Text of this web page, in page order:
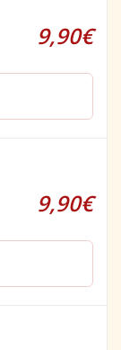
9,90€
9,90€